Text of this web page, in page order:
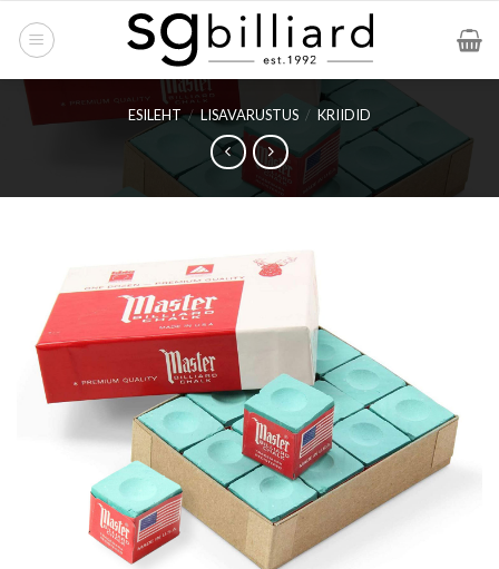
ESILEHT / LISAVARUSTUS / KRIIDID